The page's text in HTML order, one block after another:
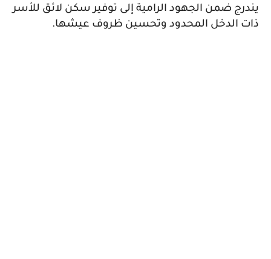
يندرج ضمن الجهود الرامية إلى توفير سكن لائق للأسر
ذات الدخل المحدود وتحسين ظروف عيشها.